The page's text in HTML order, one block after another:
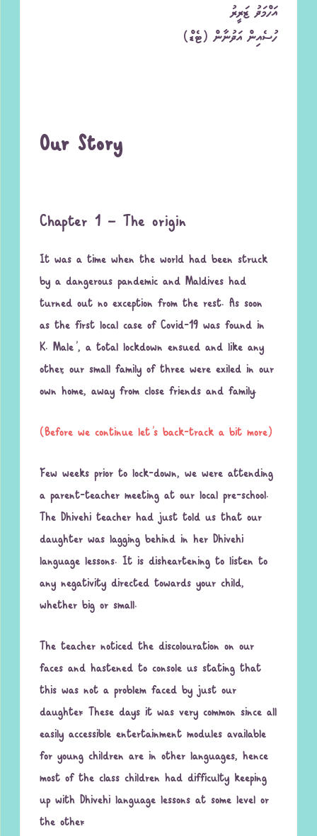
އަހްމަދު ޒަރީރު
ހުސެއިން އަދުނާން (ޓެޑް)
Our Story
Chapter 1 – The origin
It was a time when the world had been struck
by a dangerous pandemic and Maldives had
turned out no exception from the rest. As soon
as the first local case of Covid-19 was found in
K. Male’, a total lockdown ensued and like any
other, our small family of three were exiled in our
own home, away from close friends and family.
(Before we continue let’s back-track a bit more)
Few weeks prior to lock-down, we were attending
a parent-teacher meeting at our local pre-school.
The Dhivehi teacher had just told us that our
daughter was lagging behind in her Dhivehi
language lessons. It is disheartening to listen to
any negativity directed towards your child,
whether big or small.
The teacher noticed the discolouration on our
faces and hastened to console us stating that
this was not a problem faced by just our
daughter. These days it was very common since all
easily accessible entertainment modules available
for young children are in other languages, hence
most of the class children had difficulty keeping
up with Dhivehi language lessons at some level or
the other.